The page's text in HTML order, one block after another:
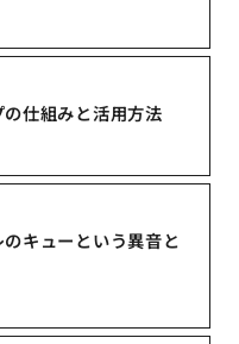
仕組みと活用方法
キューという異音と